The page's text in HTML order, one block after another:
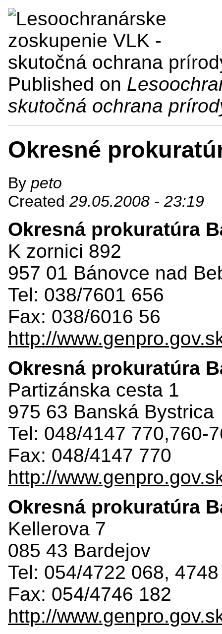
Published on
skutočná ochrana
Okresné
By peto
Created 29.05.2008 - 23:19
Okresná prokuratúra
K zornici 892
957 01 Bánovce nad
Tel: 038/7601 656
Fax: 038/6016 56
http://
Okresná prokuratúra
Partizánska cesta 1
975 63 Banská Bystrica
Tel: 048/4147 770,760-
Fax: 048/4147 770
http://
Okresná prokuratúra
Kellerova 7
085 43 Bardejov
Tel: 054/4722 068,
Fax: 054/4746 182
http://